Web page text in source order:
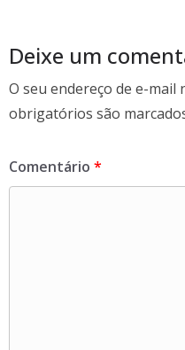
k
Deixe um
O seu endereço de e-mail
obrigatórios são
Comentário *